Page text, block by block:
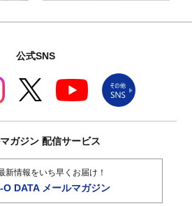
公式SNS
ガジン 配信サービス
新情報をいち早くお届け！
O DATA メールマガジン